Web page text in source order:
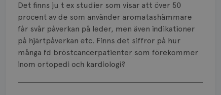
Det finns ju t ex studier som visar att över 50
procent av de som använder aromatashämmare
får svår påverkan på leder, men även indikationer
på hjärtpåverkan etc. Finns det siffror på hur
många fd bröstcancerpatienter som förekommer
inom ortopedi och kardiologi?
Visa svar
Strålning
Vätska